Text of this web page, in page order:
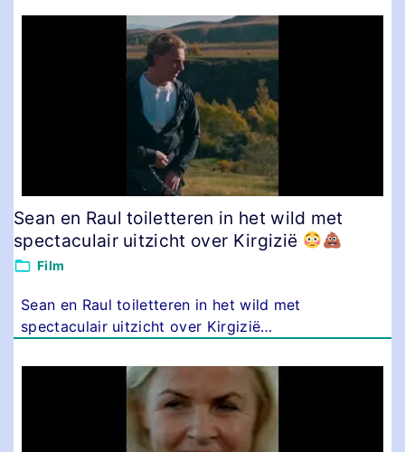
Sean en Raul toiletteren in het wild met
spectaculair uitzicht over Kirgizië
Film
Sean en Raul toiletteren in het wild met
spectaculair uitzicht over Kirgizië…